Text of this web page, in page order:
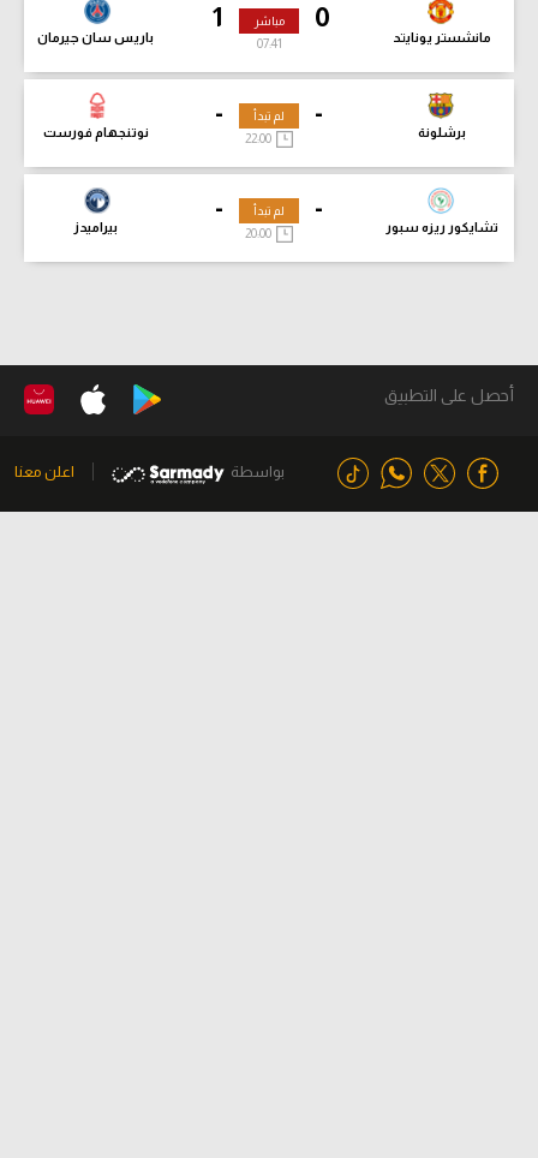
0
مانشستر يونايتد
1
باريس سان جيرمان
مباشر
07:43
-
برشلونة
-
نوتنجهام فورست
لم تبدأ
-
تشايكور ريزه سبور
-
بيراميدز
لم تبدأ
أحصل على التطبيق
بواسطة اعلن معنا